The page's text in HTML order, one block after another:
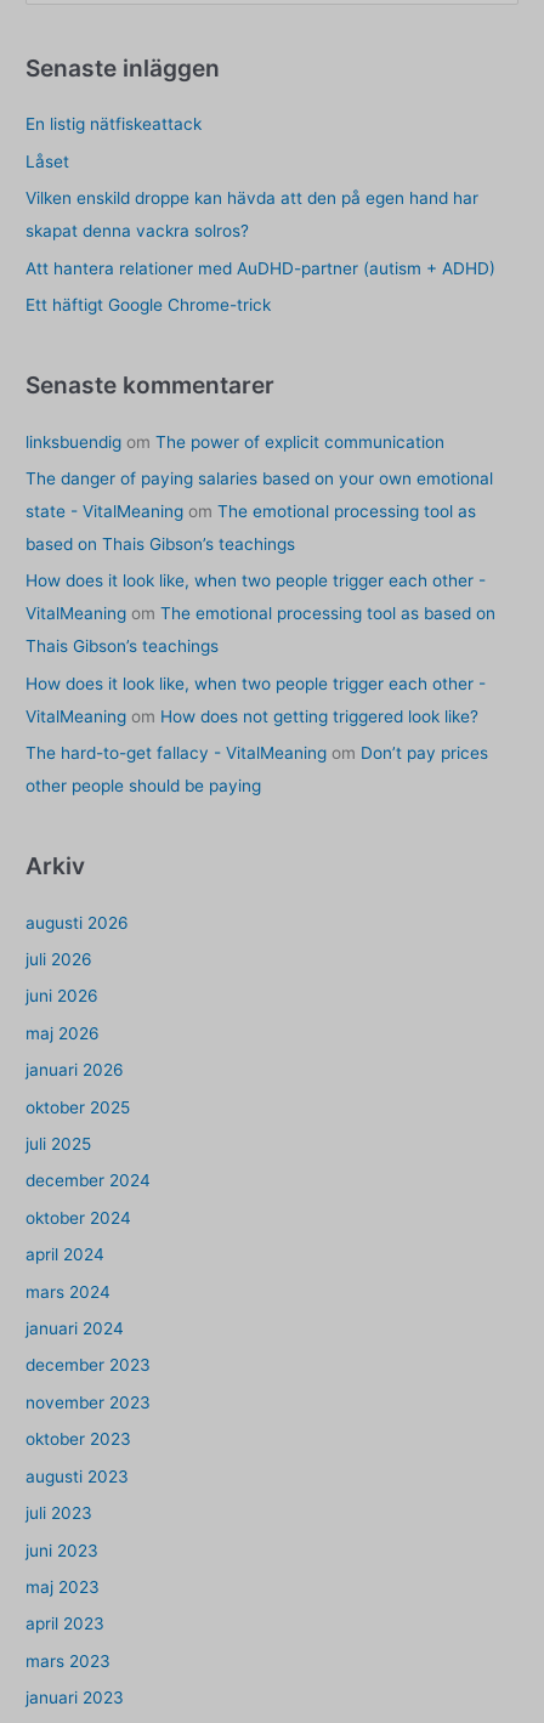
Meetup,
volontärarbete
e
t
e
r
:
Senaste inläggen
En listig nätfiskeattack
Låset
Vilken enskild droppe kan hävda att den på egen hand har
skapat denna vackra solros?
Att hantera relationer med AuDHD-partner (autism + ADHD)
Ett häftigt Google Chrome-trick
Senaste kommentarer
linksbuendig omThe power of explicit communication
The danger of paying salaries based on your own emotional
state - VitalMeaning omThe emotional processing tool as
based on Thais Gibson’s teachings
How does it look like, when two people trigger each other -
VitalMeaning omThe emotional processing tool as based on
Thais Gibson’s teachings
How does it look like, when two people trigger each other -
VitalMeaning om How does not getting triggered look like?
The hard-to-get fallacy - VitalMeaning om Don’t pay prices
other people should be paying
Arkiv
augusti 2026
juli 2026
juni 2026
maj 2026
januari 2026
oktober 2025
juli 2025
december 2024
oktober 2024
april 2024
mars 2024
januari 2024
december 2023
november 2023
oktober 2023
augusti 2023
juli 2023
juni 2023
maj 2023
april 2023
mars 2023
januari 2023